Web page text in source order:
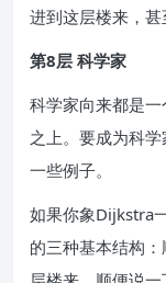
进到这层楼来，甚
第8层 科学家
科学家向来都是一
之上。要成为科
一些例子。
如果你象Dijkstra
的三种基本结构